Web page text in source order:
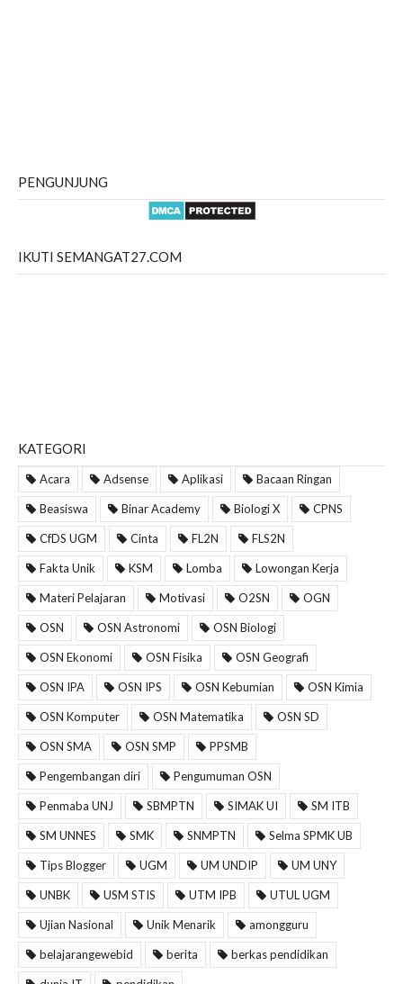
PENGUNJUNG
IKUTI SEMANGAT27.COM
KATEGORI
Acara Adsense Aplikasi Bacaan Ringan
Beasiswa Binar Academy Biologi X CPNS
CfDS UGM Cinta FL2N FLS2N
Fakta Unik KSM Lomba Lowongan Kerja
Materi Pelajaran Motivasi O2SN OGN
OSN OSN Astronomi OSN Biologi
OSN Ekonomi OSN Fisika OSN Geografi
OSN IPA OSN IPS OSN Kebumian OSN Kimia
OSN Komputer OSN Matematika OSN SD
OSN SMA OSN SMP PPSMB
Pengembangan diri Pengumuman OSN
Penmaba UNJ SBMPTN SIMAK UI SM ITB
SM UNNES SMK SNMPTN Selma SPMK UB
Tips Blogger UGM UM UNDIP UM UNY
UNBK USM STIS UTM IPB UTUL UGM
Ujian Nasional Unik Menarik amongguru
belajarangewebid berita berkas pendidikan